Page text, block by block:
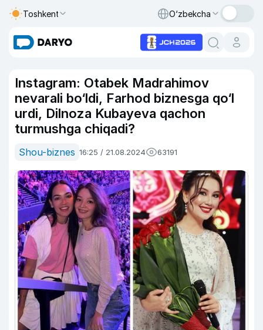
Toshkent O‘zbekcha
Instagram: Otabek Madrahimov
nevarali bo‘ldi, Farhod biznesga qo‘l
urdi, Dilnoza Kubayeva qachon
turmushga chiqadi?
Shou-biznes 16:25 / 21.08.2024 63191